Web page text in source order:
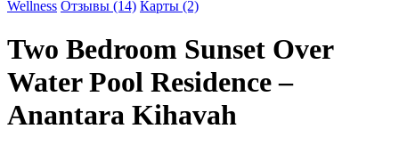
Wellness Отзывы (14) Карты (2)
Two Bedroom Sunset Over
Water Pool Residence –
Anantara Kihavah